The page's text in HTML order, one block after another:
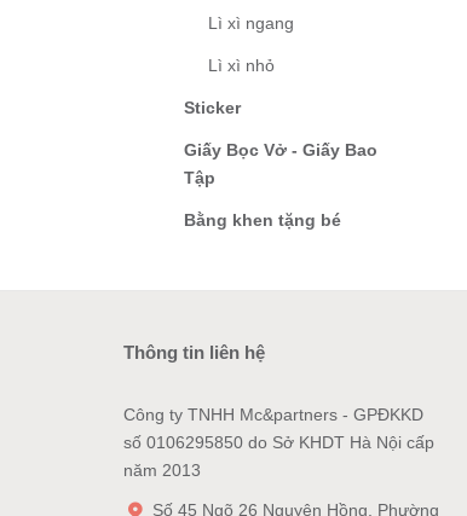
Lì xì ngang
Lì xì nhỏ
Sticker
Giấy Bọc Vở - Giấy Bao
Tập
Bằng khen tặng bé
Thông tin liên hệ
Công ty TNHH Mc&partners - GPĐKKD
số 0106295850 do Sở KHDT Hà Nội cấp
năm 2013
Số 45 Ngõ 26 Nguyên Hồng, Phường